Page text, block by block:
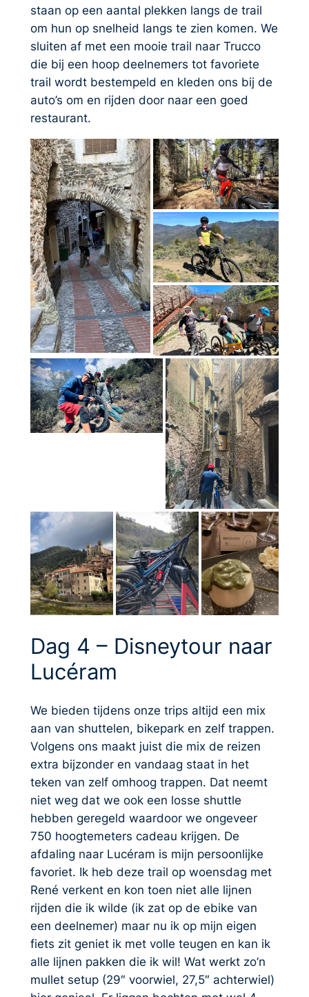
staan op een aantal plekken langs de trail
om hun op snelheid langs te zien komen. We
sluiten af met een mooie trail naar Trucco
die bij een hoop deelnemers tot favoriete
trail wordt bestempeld en kleden ons bij de
auto’s om en rijden door naar een goed
restaurant.
Dag 4 – Disneytour naar
Lucéram
We bieden tijdens onze trips altijd een mix
aan van shuttelen, bikepark en zelf trappen.
Volgens ons maakt juist die mix de reizen
extra bijzonder en vandaag staat in het
teken van zelf omhoog trappen. Dat neemt
niet weg dat we ook een losse shuttle
hebben geregeld waardoor we ongeveer
750 hoogtemeters cadeau krijgen. De
afdaling naar Lucéram is mijn persoonlijke
favoriet. Ik heb deze trail op woensdag met
René verkent en kon toen niet alle lijnen
rijden die ik wilde (ik zat op de ebike van
een deelnemer) maar nu ik op mijn eigen
fiets zit geniet ik met volle teugen en kan ik
alle lijnen pakken die ik wil! Wat werkt zo’n
mullet setup (29″ voorwiel, 27,5″ achterwiel)